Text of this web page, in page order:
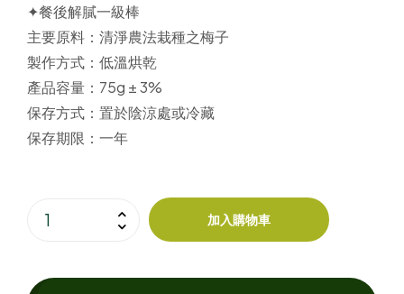
✦餐後解膩一級棒
主要原料： 清淨農法栽種之梅子
製作方式： 低溫烘乾
產品容量： 75g ± 3%
保存方式： 置於陰涼處或冷藏
保存期限： 一年
加入購物車